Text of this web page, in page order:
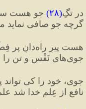
در تگِ(۲۸) جو هست
گرچه جو صافی نماید
هست پیرِ راه‌دانِ پر فِطَن
جوی‌های نَفْس و تن را جوی‌کَن
جوی، خود را کی تواند
نافع از عِلمِ خدا شد